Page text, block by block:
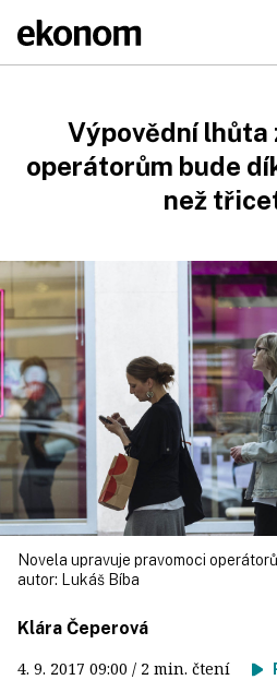
Výpovědní lhůta
operátorům bude
než
Novela upravuje pravomoci
autor:
Lukáš Bíba
Klára Čeperová
4. 9. 2017 09:00 / 2 min. čtení